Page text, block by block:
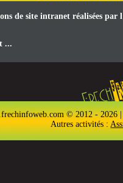
de site intranet réalisées
...
© 2012 - 2026
Autres activités :